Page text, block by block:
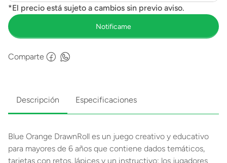
Comparte
Descripción Especificaciones
Blue Orange DrawnRoll es un juego creativo y educativo
para mayores de 6 años que contiene dados temáticos,
tarjetas con retos, lápices y un instructivo; los jugadores